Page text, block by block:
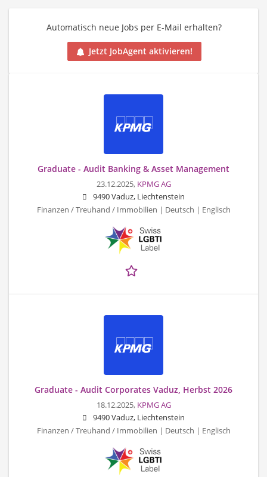
Automatisch neue Jobs per E-Mail erhalten?
Jetzt JobAgent aktivieren!
Graduate - Audit Banking & Asset Management
23.12.2025, KPMG AG
9490 Vaduz, Liechtenstein
Finanzen / Treuhand / Immobilien | Deutsch | Englisch
Graduate - Audit Corporates Vaduz, Herbst 2026
18.12.2025, KPMG AG
9490 Vaduz, Liechtenstein
Finanzen / Treuhand / Immobilien | Deutsch | Englisch